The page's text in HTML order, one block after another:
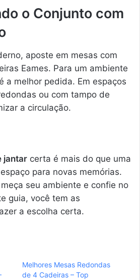
o Conjunto com
aposte em mesas com
Eames. Para um ambiente
a melhor pedida. Em espaços
ou com tampo de
a circulação.
jantar certa é mais do que uma
para novas memórias.
seu ambiente e confie no
guia, você tem as
a escolha certa.
Melhores Mesas Redondas
de 4 Cadeiras – Top